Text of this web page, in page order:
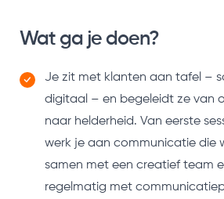
Wat ga je doen?
Je zit met klanten aan tafel –
digitaal – en begeleidt ze van
naar helderheid. Van eerste
werk je aan communicatie die
samen met een creatief team
regelmatig met